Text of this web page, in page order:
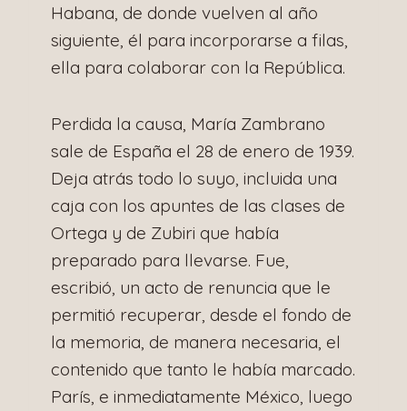
Habana, de donde vuelven al año
siguiente, él para incorporarse a filas,
ella para colaborar con la República.
Perdida la causa, María Zambrano
sale de España el 28 de enero de 1939.
Deja atrás todo lo suyo, incluida una
caja con los apuntes de las clases de
Ortega y de Zubiri que había
preparado para llevarse. Fue,
escribió, un acto de renuncia que le
permitió recuperar, desde el fondo de
la memoria, de manera necesaria, el
contenido que tanto le había marcado.
París, e inmediatamente México, luego